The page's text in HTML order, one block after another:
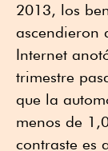
2013, los
ascendieron
Internet
trimestre
que la
menos de
contraste es